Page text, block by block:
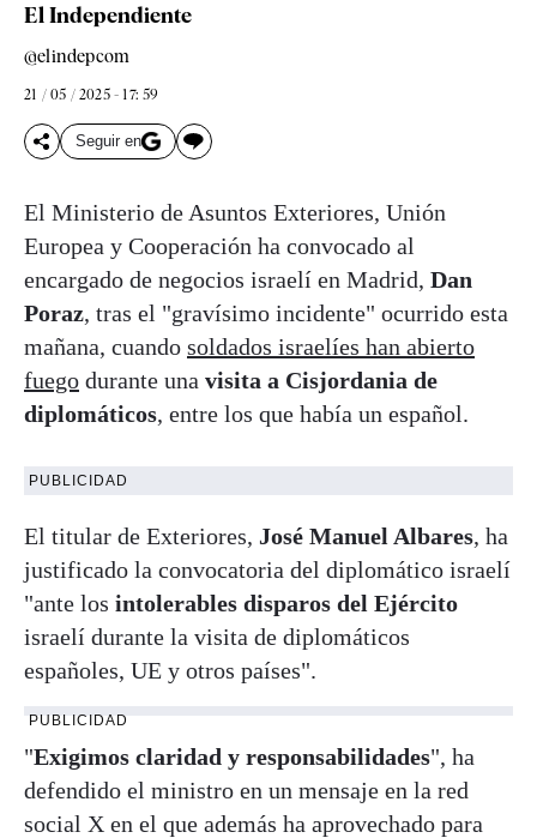
El Independiente
@elindepcom
21 / 05 / 2025 - 17: 59
Seguir en
El Ministerio de Asuntos Exteriores, Unión
Europea y Cooperación ha convocado al
encargado de negocios israelí en Madrid, Dan
Poraz, tras el "gravísimo incidente" ocurrido esta
mañana, cuando soldados israelíes han abierto
fuego durante una visita a Cisjordania de
diplomáticos, entre los que había un español.
PUBLICIDAD
El titular de Exteriores, José Manuel Albares, ha
justificado la convocatoria del diplomático israelí
"ante los intolerables disparos del Ejército
israelí durante la visita de diplomáticos
españoles, UE y otros países".
PUBLICIDAD
"Exigimos claridad y responsabilidades", ha
defendido el ministro en un mensaje en la red
social X en el que además ha aprovechado para